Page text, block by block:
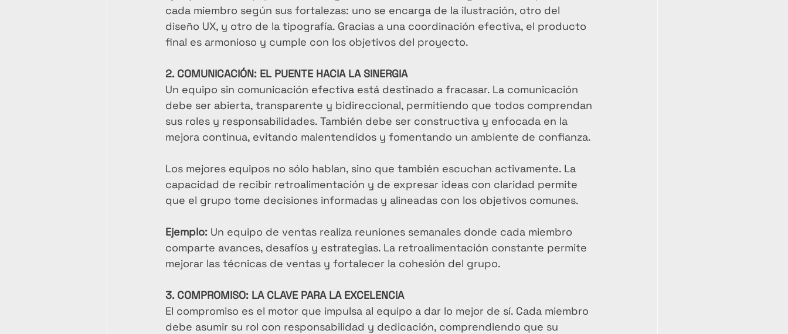
cada miembro según sus fortalezas: uno se encarga de la ilustración, otro del
diseño UX, y otro de la tipografía. Gracias a una coordinación efectiva, el producto
final es armonioso y cumple con los objetivos del proyecto.
2. COMUNICACIÓN: EL PUENTE HACIA LA SINERGIA
Un equipo sin comunicación efectiva está destinado a fracasar. La comunicación
debe ser abierta, transparente y bidireccional, permitiendo que todos comprendan
sus roles y responsabilidades. También debe ser constructiva y enfocada en la
mejora continua, evitando malentendidos y fomentando un ambiente de confianza.
Los mejores equipos no sólo hablan, sino que también escuchan activamente. La
capacidad de recibir retroalimentación y de expresar ideas con claridad permite
que el grupo tome decisiones informadas y alineadas con los objetivos comunes.
Ejemplo: Un equipo de ventas realiza reuniones semanales donde cada miembro
comparte avances, desafíos y estrategias. La retroalimentación constante permite
mejorar las técnicas de ventas y fortalecer la cohesión del grupo.
3. COMPROMISO: LA CLAVE PARA LA EXCELENCIA
El compromiso es el motor que impulsa al equipo a dar lo mejor de sí. Cada miembro
debe asumir su rol con responsabilidad y dedicación, comprendiendo que su